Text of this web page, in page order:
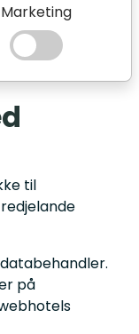
Marketing
1 år efter, at
til
på